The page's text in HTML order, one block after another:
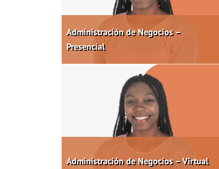
Administración de Negocios –
Presencial
Administración de Negocios – Virtual